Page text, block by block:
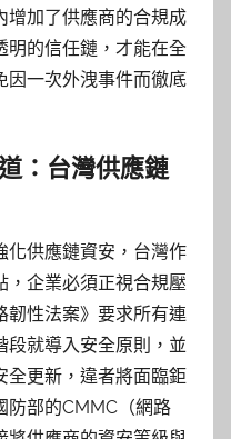
增加了供應商的合規成
明的信任鏈，才能在全
因一次外洩事件而徹底
：台灣供應鏈
化供應鏈資安，台灣作
，企業必須正視合規壓
韌性法案》要求所有連
段就導入安全原則，並
全更新，違者將面臨鉅
防部的CMMC（網路